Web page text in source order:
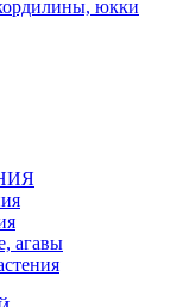
юкки
агавы